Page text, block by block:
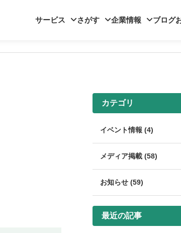
サービス さがす 企業情報 ブログ
カテゴリ
イベント情報 (4)
メディア掲載 (58)
お知らせ (59)
最近の記事